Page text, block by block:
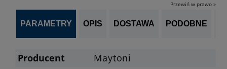
Przewiń w prawo »
PARAMETRY OPIS DOSTAWA PODOBNE
Producent
Maytoni